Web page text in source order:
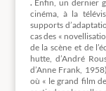
. Enfin, un dernier
cinéma, à la
supports
cas des «
de la scène et de
hutte, d’André
d’Anne Frank,
où « le grand film